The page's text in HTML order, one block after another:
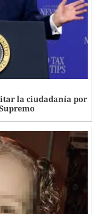
la ciudadanía por